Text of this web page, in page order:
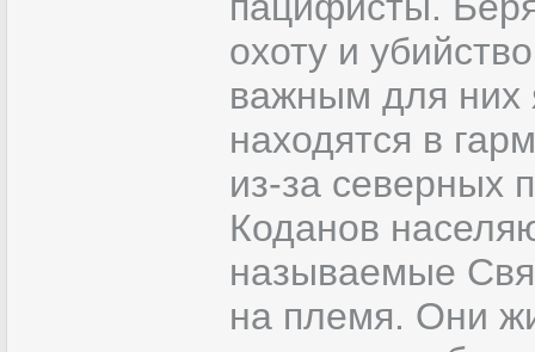
охоту и
важным для них
находятся в
из-за северных
Коданов
называемые
на племя. Они